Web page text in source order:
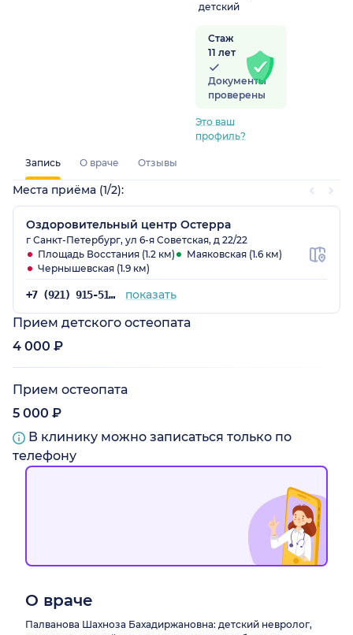
детский
Стаж
11 лет
Документы
проверены
Это ваш
профиль?
Запись О враче Отзывы
Места приёма (1/2):
Оздоровительный центр Остерра
г Санкт-Петербург, ул 6-я Советская, д 22/22
Площадь Восстания (1.2 км)
Маяковская (1.6 км)
Чернышевская (1.9 км)
+7 (921) 915-51-70 показать
Прием детского остеопата
4 000 ₽
Прием остеопата
5 000 ₽
В клинику можно записаться только по
телефону
О враче
Палванова Шахноза Бахадиржановна: детский невролог,